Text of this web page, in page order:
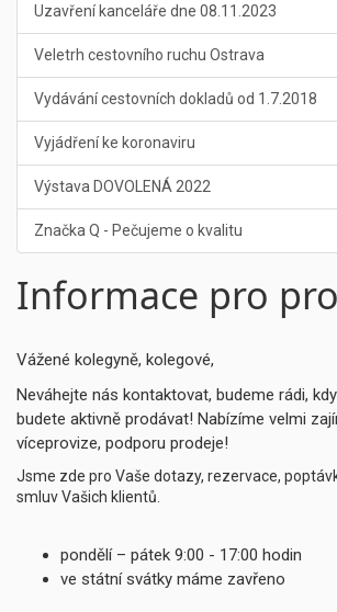
Uzavření kanceláře dne 08.11.2023
Veletrh cestovního ruchu Ostrava
Vydávání cestovních dokladů od 1.7.2018
Vyjádření ke koronaviru
Výstava DOVOLENÁ 2022
Značka Q - Pečujeme o kvalitu
Informace pro
Vážené kolegyně, kolegové,
Neváhejte nás kontaktovat, budeme rádi,
budete aktivně prodávat! Nabízíme velmi
víceprovize, podporu prodeje!
Jsme zde pro Vaše dotazy, rezervace,
smluv Vašich klientů.
pondělí – pátek 9:00 - 17:00 hodin
ve státní svátky máme zavřeno